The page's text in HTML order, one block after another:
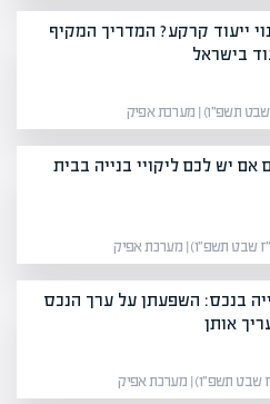
ייעוד קרקע? המדריך המקיף
בישראל
אם יש לכם ליקויי בנייה בבית
בנכס: השפעתן על ערך הנכס
אותן